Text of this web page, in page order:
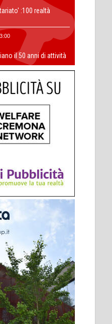
:100 realtà
il 50 anni di attività